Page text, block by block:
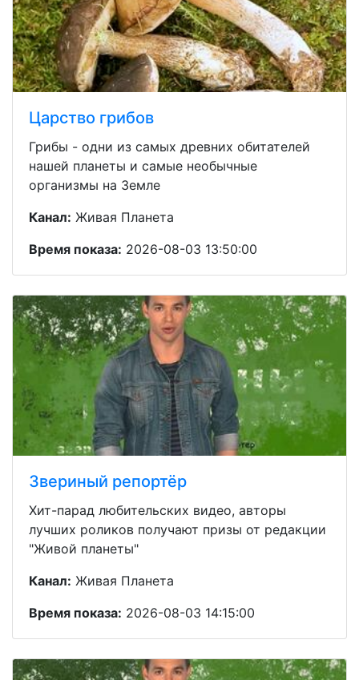
Царство грибов
Грибы - одни из самых древних обитателей
нашей планеты и самые необычные
организмы на Земле
Канал: Живая Планета
Время показа: 2026-08-03 13:50:00
Звериный репортёр
Хит-парад любительских видео, авторы
лучших роликов получают призы от редакции
"Живой планеты"
Канал: Живая Планета
Время показа: 2026-08-03 14:15:00